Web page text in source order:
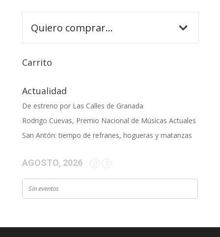
Carrito
Actualidad
De estreno por Las Calles de Granada
Rodrigo Cuevas, Premio Nacional de Músicas Actuales
San Antón: tiempo de refranes, hogueras y matanzas
AGOSTO, 2026
Sin eventos